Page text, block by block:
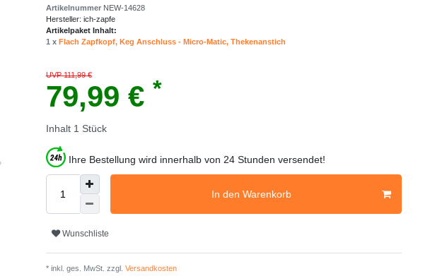
Artikelnummer NEW-14628
Hersteller: ich-zapfe
Artikelpaket Inhalt:
1 x Flach Zapfkopf, Keg Anschluss - Micro-Matic, Thekenanstich
UVP 111,99 €
79,99 € *
Inhalt 1 Stück
Ihre Bestellung wird innerhalb von 24 Stunden versendet!
In den Warenkorb
Wunschliste
* inkl. ges. MwSt. zzgl. Versandkosten